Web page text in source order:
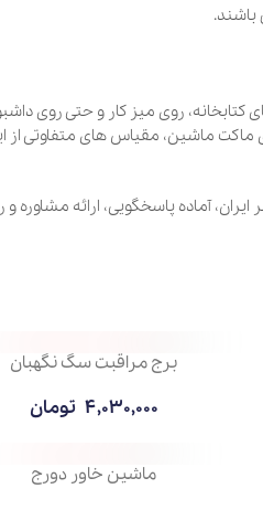
میز کار و حتی روی داشبورد
های متفاوتی از این وسایل
ارائه مشاوره و راهنمایی
برج مراقبت سگ نگهبان
تومان
ماشین خاور دورج